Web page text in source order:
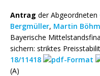
Antrag der Abgeordneten
Bergmüller, Martin Böhm
Bayerische
sichern: striktes
18/11418
(A)